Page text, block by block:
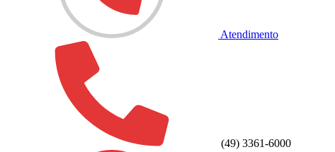
Atendimento
(49) 3361-6000